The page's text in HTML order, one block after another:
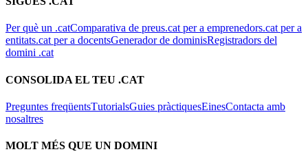
Per què un .catComparativa de preus.cat per a emprenedors.cat per a
entitats.cat per a docentsGenerador de dominisRegistradors del
domini .cat
CONSOLIDA EL TEU .CAT
Preguntes freqüentsTutorialsGuies pràctiquesEinesContacta amb
nosaltres
MOLT MÉS QUE UN DOMINI